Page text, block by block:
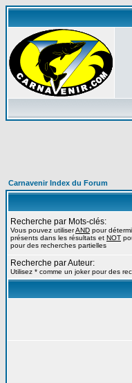
Carnavenir Index du Forum
Recherche par Mots-clés:
Vous pouvez utiliserAND pour
présents dans les résultats et NOT
pour des recherches partielles
Recherche par Auteur:
Utilisez * comme un joker pour des